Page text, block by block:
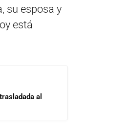
su esposa y
está
al